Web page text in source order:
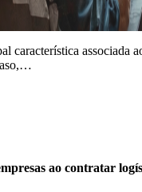
característica associada
ao contratar